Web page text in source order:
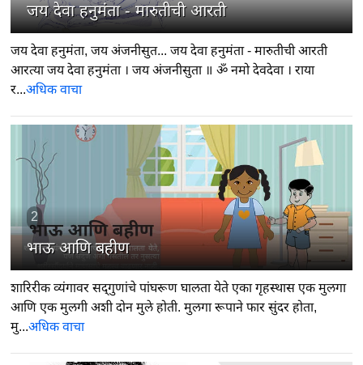
जय देवा हनुमंता - मारुतीची आरती
जय देवा हनुमंता, जय अंजनीसुत... जय देवा हनुमंता - मारुतीची आरती
आरत्या जय देवा हनुमंता । जय अंजनीसुता ॥ ॐ नमो देवदेवा । राया
र...अधिक वाचा
2
भाऊ आणि बहीण
शारिरीक व्यंगावर सद्‍गुणांचे पांघरूण घालता येते एका गृहस्थास एक मुलगा
आणि एक मुलगी अशी दोन मुले होती. मुलगा रूपाने फार सुंदर होता,
मु...अधिक वाचा